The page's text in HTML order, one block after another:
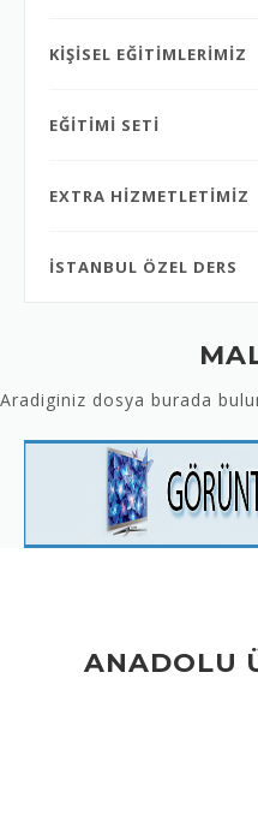
KİŞİSEL EĞİTİMLERİMİZ
EĞİTİMİ SETİ
EXTRA HİZMETLETİMİZ
İSTANBUL ÖZEL DERS
Aradiginiz dosya burada
ANADOLU